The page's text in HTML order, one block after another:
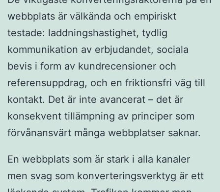
webbplats är välkända och empiriskt
testade: laddningshastighet, tydlig
kommunikation av erbjudandet, sociala
bevis i form av kundrecensioner och
referensuppdrag, och en friktionsfri väg till
kontakt. Det är inte avancerat – det är
konsekvent tillämpning av principer som
förvånansvärt många webbplatser saknar.
En webbplats som är stark i alla kanaler
men svag som konverteringsverktyg är ett